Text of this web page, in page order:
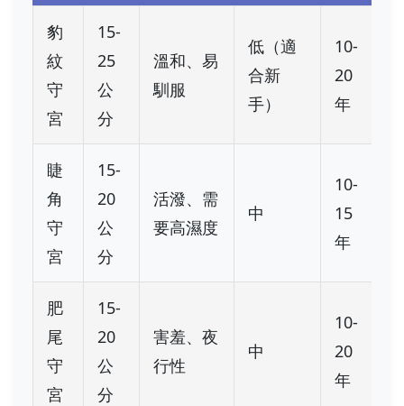
豹
紋
守
宮
15-
25
公
分
溫和、易
馴服
低（適
合新
手）
10-
20
年
睫
角
守
宮
15-
20
公
分
活潑、需
要高濕度
中
10-
15
年
肥
尾
守
宮
15-
20
公
分
害羞、夜
行性
中
10-
20
年